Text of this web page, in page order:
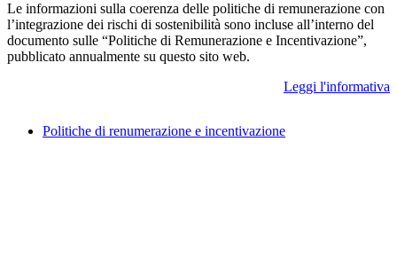
Le informazioni sulla coerenza delle politiche di remunerazione con
l’integrazione dei rischi di sostenibilità sono incluse all’interno del
documento sulle “Politiche di Remunerazione e Incentivazione”,
pubblicato annualmente su questo sito web.
Leggi l'informativa
Politiche di renumerazione e incentivazione